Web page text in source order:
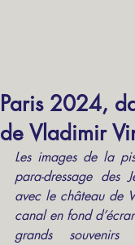
Paris 2024,
de Vladimir
Les images de la
para-dressage des
avec le château de
canal en fond
grands